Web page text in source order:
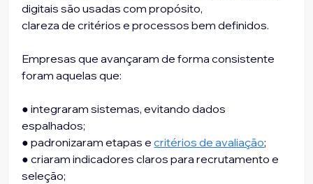
digitais são usadas com propósito,
clareza de critérios e processos bem definidos.
Empresas que avançaram de forma consistente
foram aquelas que:
● integraram sistemas, evitando dados
espalhados;
● padronizaram etapas e critérios de avaliação;
● criaram indicadores claros para recrutamento e
seleção;